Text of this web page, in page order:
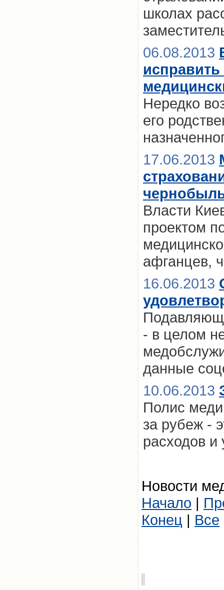
школах
06.08.2013
исправить
Нередко
его
17.06.2013
Власти
проектом
афганцев,
16.06.2013
- в целом
данные
10.06.2013
Полис
за рубеж -
расходов и
Новости
Начало |
Конец | Все